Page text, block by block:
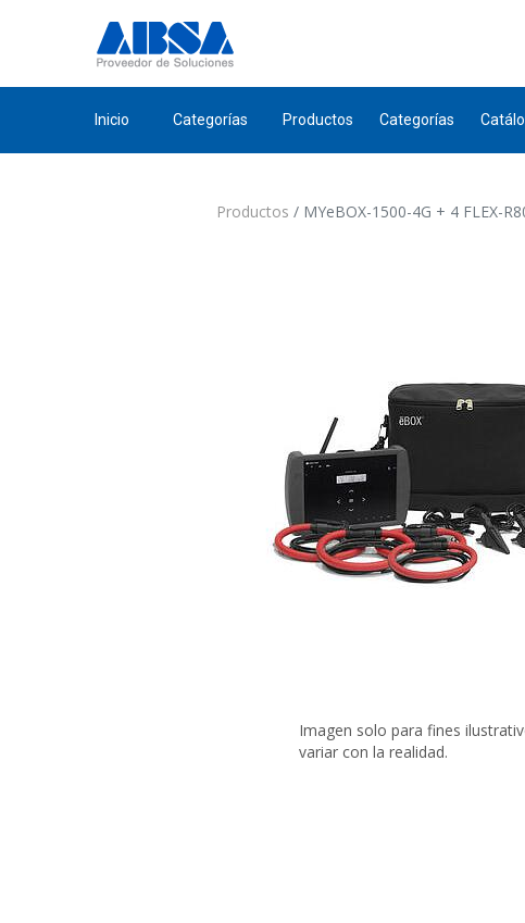
Inicio Categorías Productos Categorías
Productos MYeBOX-1500-4G + 4 FLEX-
Imagen solo para fines
variar con la realidad.